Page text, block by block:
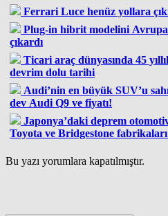
Ferrari Luce henüz yollara
Plug-in hibrit modelini
çıkardı
Ticari araç dünyasında 45
devrim dolu tarihi
Audi’nin en büyük SUV’u
dev Audi Q9 ve fiyatı!
Japonya’daki deprem
Toyota ve Bridgestone
Bu yazı yorumlara kapatılmıştır.